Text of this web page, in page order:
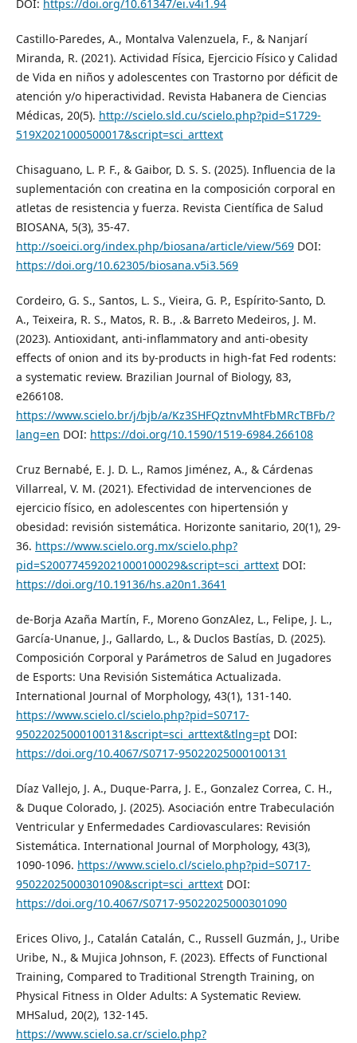
DOI: https://doi.org/10.61347/ei.v4i1.94
Castillo-Paredes, A., Montalva Valenzuela, F., & Nanjarí
Miranda, R. (2021). Actividad Física, Ejercicio Físico y Calidad
de Vida en niños y adolescentes con Trastorno por déficit de
atención y/o hiperactividad. Revista Habanera de Ciencias
Médicas, 20(5). http://scielo.sld.cu/scielo.php?pid=S1729-
519X2021000500017&script=sci_arttext
Chisaguano, L. P. F., & Gaibor, D. S. S. (2025). Influencia de la
suplementación con creatina en la composición corporal en
atletas de resistencia y fuerza. Revista Científica de Salud
BIOSANA, 5(3), 35-47.
http://soeici.org/index.php/biosana/article/view/569DOI:
https://doi.org/10.62305/biosana.v5i3.569
Cordeiro, G. S., Santos, L. S., Vieira, G. P., Espírito-Santo, D.
A., Teixeira, R. S., Matos, R. B., .& Barreto Medeiros, J. M.
(2023). Antioxidant, anti-inflammatory and anti-obesity
effects of onion and its by-products in high-fat Fed rodents:
a systematic review. Brazilian Journal of Biology, 83,
e266108.
https://www.scielo.br/j/bjb/a/Kz3SHFQztnvMhtFbMRcTBFb/?
lang=en DOI: https://doi.org/10.1590/1519-6984.266108
Cruz Bernabé, E. J. D. L., Ramos Jiménez, A., & Cárdenas
Villarreal, V. M. (2021). Efectividad de intervenciones de
ejercicio físico, en adolescentes con hipertensión y
obesidad: revisión sistemática. Horizonte sanitario, 20(1), 29-
36. https://www.scielo.org.mx/scielo.php?
pid=S200774592021000100029&script=sci_arttextDOI:
https://doi.org/10.19136/hs.a20n1.3641
de-Borja Azaña Martín, F., Moreno GonzAlez, L., Felipe, J. L.,
García-Unanue, J., Gallardo, L., & Duclos Bastías, D. (2025).
Composición Corporal y Parámetros de Salud en Jugadores
de Esports: Una Revisión Sistemática Actualizada.
International Journal of Morphology, 43(1), 131-140.
https://www.scielo.cl/scielo.php?pid=S0717-
95022025000100131&script=sci_arttext&tlng=ptDOI:
https://doi.org/10.4067/S0717-95022025000100131
Díaz Vallejo, J. A., Duque-Parra, J. E., Gonzalez Correa, C. H.,
& Duque Colorado, J. (2025). Asociación entre Trabeculación
Ventricular y Enfermedades Cardiovasculares: Revisión
Sistemática. International Journal of Morphology, 43(3),
1090-1096. https://www.scielo.cl/scielo.php?pid=S0717-
95022025000301090&script=sci_arttextDOI:
https://doi.org/10.4067/S0717-95022025000301090
Erices Olivo, J., Catalán Catalán, C., Russell Guzmán, J., Uribe
Uribe, N., & Mujica Johnson, F. (2023). Effects of Functional
Training, Compared to Traditional Strength Training, on
Physical Fitness in Older Adults: A Systematic Review.
MHSalud, 20(2), 132-145.
https://www.scielo.sa.cr/scielo.php?